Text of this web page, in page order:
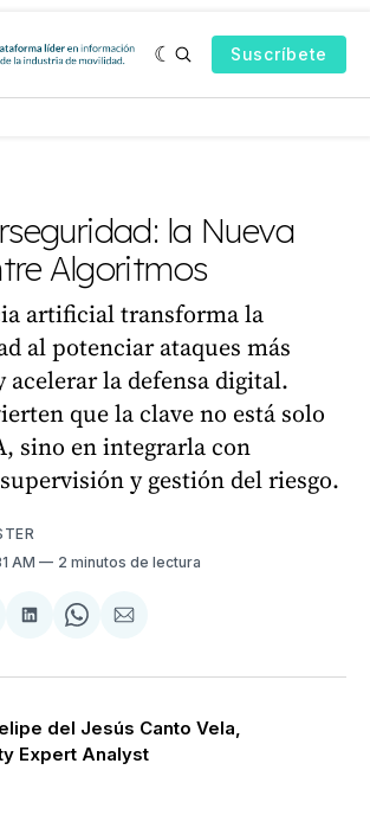
Suscríbete
la Nueva
Algoritmos
artificial transforma la
al potenciar ataques más
acelerar la defensa digital.
que la clave no está solo
sino en integrarla con
y gestión del riesgo.
AM 2 minutos de lectura
Compartir
LinkedIn
Share
WhatsApp
Compartir
Email
del Jesús Canto Vela,
Expert Analyst